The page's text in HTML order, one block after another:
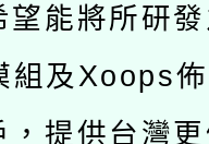
辦理「
及節水達
福系列
地景藝術
望能將所研
組及Xoops
，提供台灣